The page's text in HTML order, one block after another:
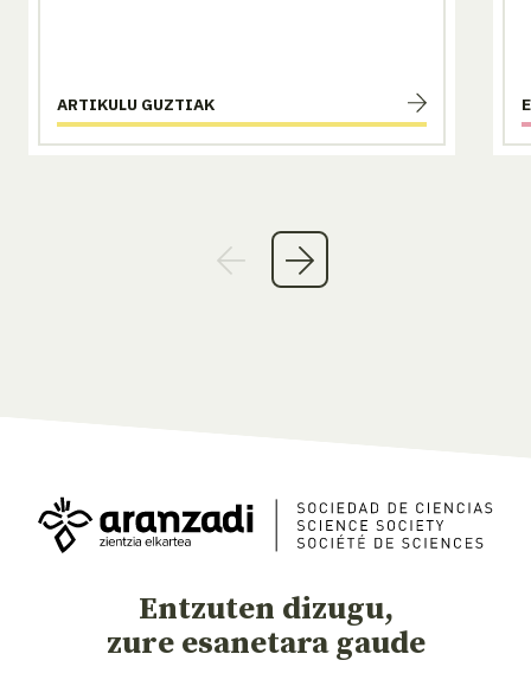
ARTIKULU GUZTIAK
Entzuten dizugu,
zure esanetara gaude